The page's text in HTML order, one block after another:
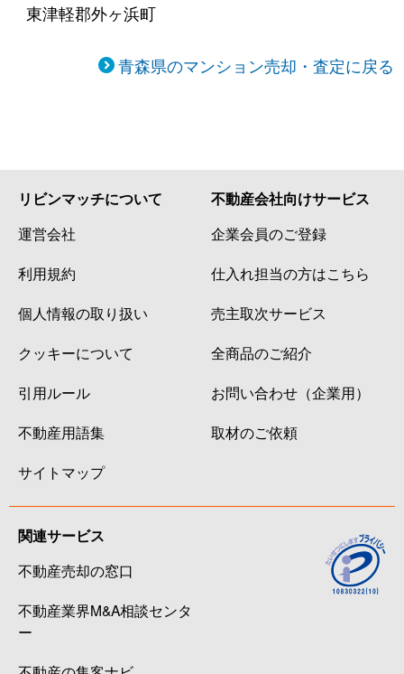
東津軽郡外ヶ浜町
青森県のマンション売却・査定に戻る
リビンマッチについて
運営会社
利用規約
個人情報の取り扱い
クッキーについて
引用ルール
不動産用語集
サイトマップ
不動産会社向けサービス
企業会員のご登録
仕入れ担当の方はこちら
売主取次サービス
全商品のご紹介
お問い合わせ（企業用）
取材のご依頼
関連サービス
不動産売却の窓口
不動産業界M&A相談センタ
ー